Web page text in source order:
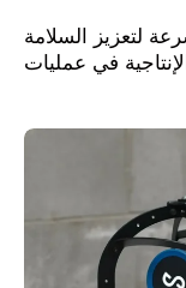
لتعزيز السلامة